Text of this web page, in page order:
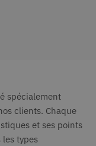
spécialement
clients. Chaque
et ses points
types